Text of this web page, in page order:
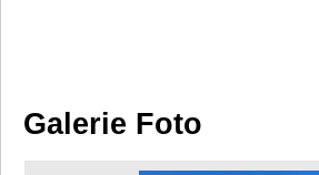
Galerie Foto